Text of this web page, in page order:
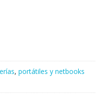
, portátiles y netbooks